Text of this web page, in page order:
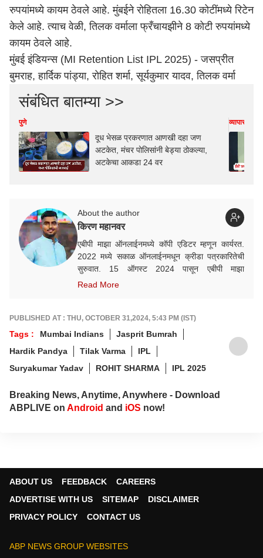
रुपयांमध्ये कायम ठेवले आहे. मुंबईने रोहितला 16.30 कोटींमध्ये रिटेन
केले आहे. त्याच वेळी, तिलक वर्माला फ्रँचायझीने 8 कोटी रुपयांमध्ये
कायम ठेवले आहे.
मुंबईइंडियन्स (MI Retention List IPL 2025) - जसप्रीत
बुमराह, हार्दिक पांड्या, रोहित शर्मा, सूर्यकुमार यादव, तिलक वर्मा
संबंधित बातम्या >>
पुणे
दूध भेसळ प्रकरणात आणखी दहा जण
अटकेत, मंचर पोलिसांनी बेड्या ठोकल्या,
अटकेचा आकडा 24 वर
व्यापार-उद्योग
About the author
किरण महानवर
एबीपी माझा ऑनलाईनमध्ये कॉपी एडिटर म्हणून कार्यरत.
2022 मध्ये सकाळ ऑनलाईनमधून क्रीडा पत्रकारितेची
सुरुवात. 15 ऑगस्ट 2024 पासून एबीपी माझा
ऑनलाईनमध्ये कार्यरत. क्रीडा क्षेत्रात आवड, गेल्या काही
Read More
PUBLISHED AT : THU, OCTOBER 31,2024, 5:43 PM (IST)
Tags : Mumbai Indians
Jasprit Bumrah
Hardik Pandya
Tilak Varma
IPL
Suryakumar Yadav
ROHIT SHARMA IPL 2025
Breaking News, Anytime, Anywhere - Download
ABPLIVE on Android and iOS now!
ABOUT US FEEDBACK
CAREERS
ADVERTISE WITH US
SITEMAP
DISCLAIMER
PRIVACY POLICY
CONTACT US
ABP NEWS GROUP WEBSITES